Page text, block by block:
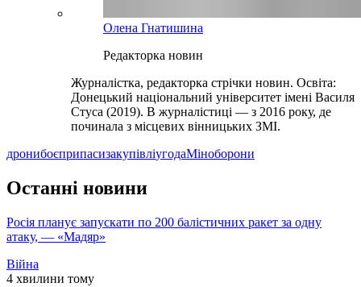
Олена Гнатишина
Редакторка новин
Журналістка, редакторка стрічки новин. Освіта:
Донецький національний університет імені Василя
Стуса (2019). В журналістиці — з 2016 року, де
починала з місцевих вінницьких ЗМІ.
дронибоєприпасизакупівліугодаМіноборони
Останні новини
Росія планує запускати по 200 балістичних ракет за одну
атаку, — «Мадяр»
Війна
4 хвилини тому